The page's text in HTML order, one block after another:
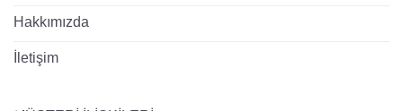
Hakkımızda
İletişim